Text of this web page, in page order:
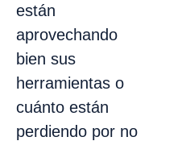
están
aprovechando
bien sus
herramientas o
cuánto están
perdiendo por no